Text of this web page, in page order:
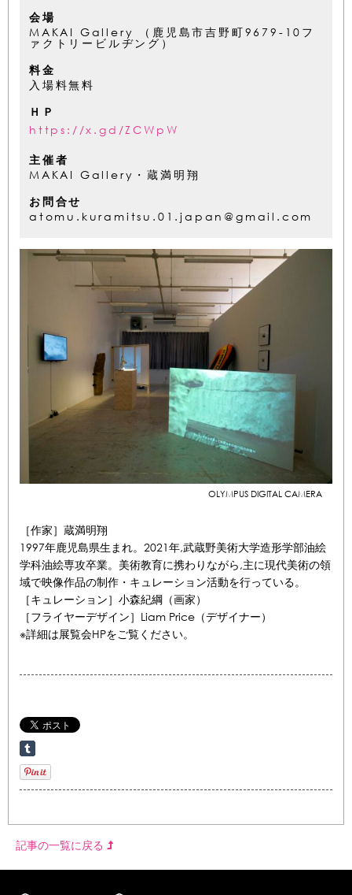
会場
MAKAI Gallery （鹿児島市吉野町9679-10フ
ァクトリービルヂング）
料金
入場料無料
ＨＰ
https://x.gd/ZCWpW
主催者
MAKAI Gallery・蔵満明翔
お問合せ
atomu.kuramitsu.01.japan@gmail.com
OLYMPUS DIGITAL CAMERA
［作家］蔵満明翔
1997年鹿児島県生まれ。2021年,武蔵野美術大学造形学部油絵
学科油絵専攻卒業。美術教育に携わりながら,主に現代美術の領
域で映像作品の制作・キュレーション活動を行っている。
［キュレーション］小森紀綱（画家）
［フライヤーデザイン］Liam Price（デザイナー）
※詳細は展覧会HPをご覧ください。
記事の一覧に戻る